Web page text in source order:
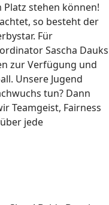
stehen können!
so besteht der
Für
Sascha Dauks
zur Verfügung und
Unsere Jugend
tun? Dann
Teamgeist, Fairness
jede